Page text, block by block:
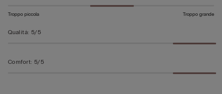
Troppo piccola Troppo grande
Qualità: 5/5
Comfort: 5/5